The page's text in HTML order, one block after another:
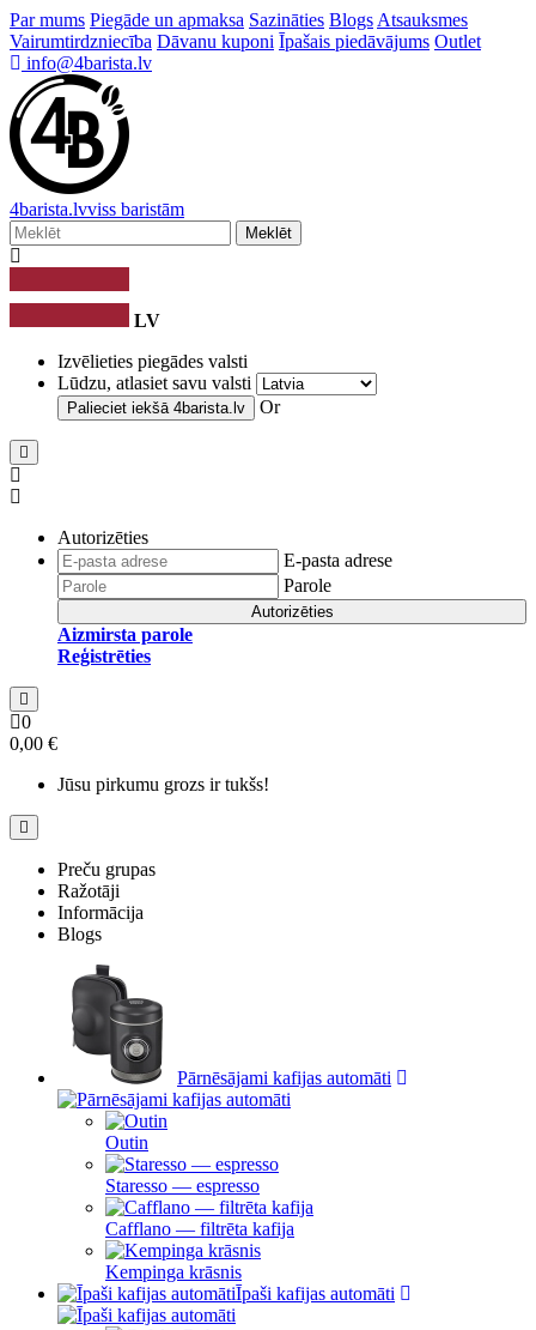
Par mums Piegāde un apmaksa Sazināties Blogs Atsauksmes
Vairumtirdzniecība Dāvanu kuponi Īpašais piedāvājums Outlet
info@4barista.lv
4barista.lvviss baristām
Meklēt
LV
Izvēlieties piegādes valsti
Lūdzu, atlasiet savu valsti
Palieciet iekšā 4barista.lv Or
Autorizēties
E-pasta adrese
Parole
Autorizēties
Aizmirsta parole
Reģistrēties
0
0,00 €
Jūsu pirkumu grozs ir tukšs!
Preču grupas
Ražotāji
Informācija
Blogs
Pārnēsājami kafijas automāti
Outin
Staresso — espresso
Cafflano — filtrēta kafija
Kempinga krāsnis
Īpaši kafijas automāti